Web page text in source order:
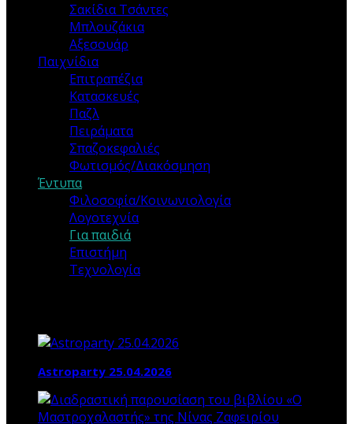
Σακίδια Τσάντες
Μπλουζάκια
Αξεσουάρ
Παιχνίδια
Επιτραπέζια
Κατασκευές
Παζλ
Πειράματα
Σπαζοκεφαλιές
Φωτισμός/Διακόσμηση
Έντυπα
Φιλοσοφία/Κοινωνιολογία
Λογοτεχνία
Για παιδιά
Επιστήμη
Τεχνολογία
Astroparty 25.04.2026